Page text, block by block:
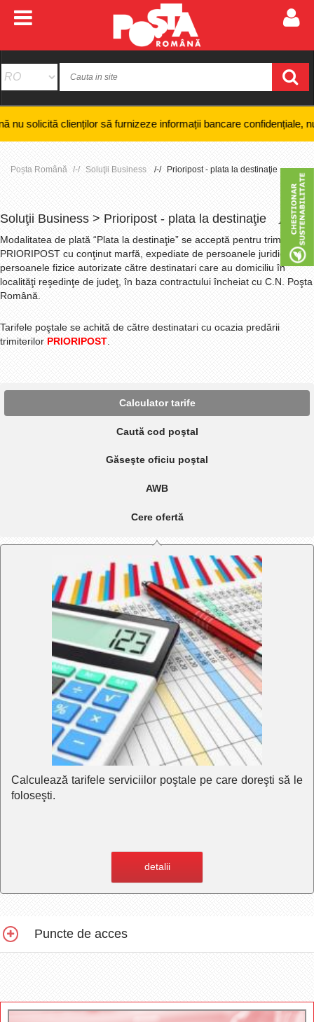
să furnizeze informații bancare confidențiale, numere de
Poșta Română Soluţii Business Prioripost - plata la destinaţie
Soluţii Business > Prioripost - plata la destinaţie +
Modalitatea de plată “Plata la destinaţie” se acceptă pentru trimiterile
PRIORIPOST cu conţinut marfă, expediate de persoanele juridice sau
persoanele fizice autorizate către destinatari care au domiciliu în
localităţi reşedinţe de judeţ, în baza contractului încheiat cu C.N. Poşta
Română.
Tarifele poştale se achită de către destinatari cu ocazia predării
trimiterilor PRIORIPOST
Calculator tarife
Caută cod poştal
Găseşte oficiu poştal
AWB
Cere ofertă
Calculează tarifele serviciilor poştale pe care doreşti să le
foloseşti.
detalii
Puncte de acces